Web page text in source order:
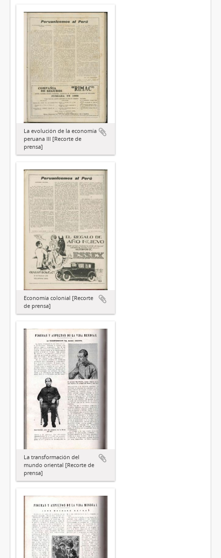
La evolución de la economía
peruana III [Recorte de
prensa]
Economía colonial [Recorte
de prensa]
La transformación del
mundo oriental [Recorte de
prensa]